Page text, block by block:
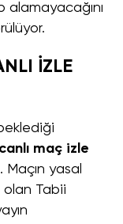
alamayacağını
İZLE
canlı maç izle
Maçın yasal
olan Tabii